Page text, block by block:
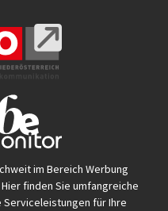
im Bereich Werbung
finden Sie umfangreiche
für Ihre